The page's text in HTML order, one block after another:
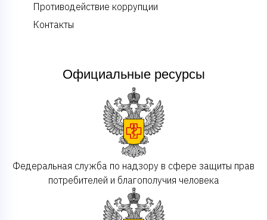
Противодействие коррупции
Контакты
Официальные ресурсы
Федеральная служба по надзору в сфере защиты прав
потребителей и благополучия человека